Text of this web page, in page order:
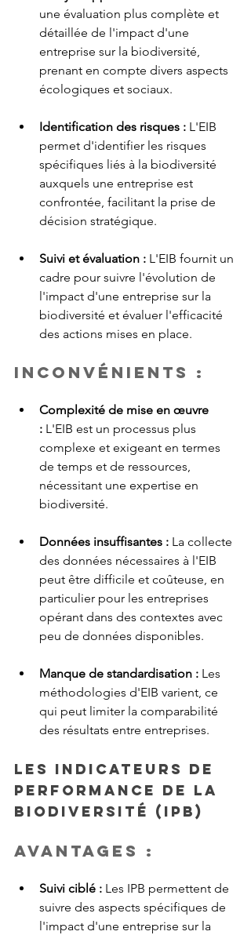
une évaluation plus complète et
détaillée de l'impact d'une
entreprise sur la biodiversité,
prenant en compte divers aspects
écologiques et sociaux.
Identification des risques : L'EIB
permet d'identifier les risques
spécifiques liés à la biodiversité
auxquels une entreprise est
confrontée, facilitant la prise de
décision stratégique.
Suivi et évaluation : L'EIB fournit un
cadre pour suivre l'évolution de
l'impact d'une entreprise sur la
biodiversité et évaluer l'efficacité
des actions mises en place.
Inconvénients :
Complexité de mise en œuvre
: L'EIB est un processus plus
complexe et exigeant en termes
de temps et de ressources,
nécessitant une expertise en
biodiversité.
Données insuffisantes : La collecte
des données nécessaires à l'EIB
peut être difficile et coûteuse, en
particulier pour les entreprises
opérant dans des contextes avec
peu de données disponibles.
Manque de standardisation : Les
méthodologies d'EIB varient, ce
qui peut limiter la comparabilité
des résultats entre entreprises.
Les indicateurs de
performance de la
biodiversité (IPB)
Avantages :
Suivi ciblé : Les IPB permettent de
suivre des aspects spécifiques de
l'impact d'une entreprise sur la